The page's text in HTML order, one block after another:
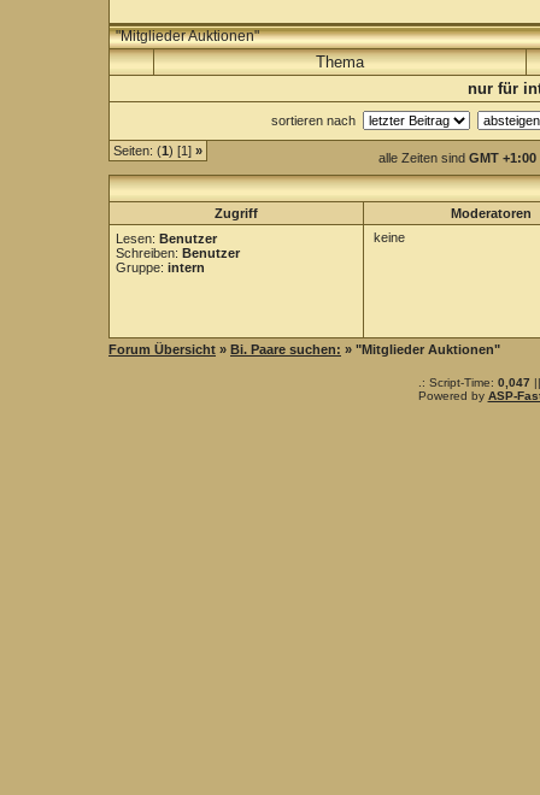
"Mitglieder Auktionen"
Thema
nur für
sortieren nach
Seiten: (1) [1] » alle Zeiten sind GMT +1:00
Zugriff
Moderatoren
Lesen: Benutzer
Schreiben: Benutzer
Gruppe: intern
keine
Forum Übersicht » Bi. Paare suchen: » "Mitglieder Auktionen"
.: Script-Time: 0,047
Powered by ASP-